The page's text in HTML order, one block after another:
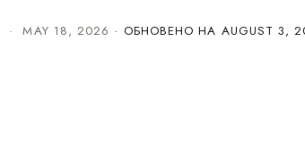
·MAY 18, 2026 · ОБНОВЕНО НА AUGUST 3,